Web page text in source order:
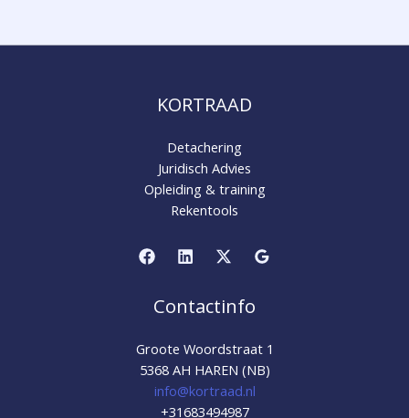
KORTRAAD
Detachering
Juridisch Advies
Opleiding & training
Rekentools
Contactinfo
Groote Woordstraat 1
5368 AH HAREN (NB)
info@kortraad.nl
+31683494987